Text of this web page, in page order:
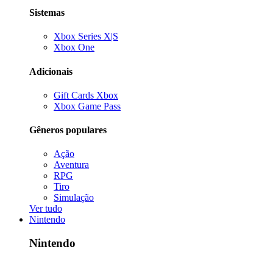
Sistemas
Xbox Series X|S
Xbox One
Adicionais
Gift Cards Xbox
Xbox Game Pass
Gêneros populares
Ação
Aventura
RPG
Tiro
Simulação
Ver tudo
Nintendo
Nintendo